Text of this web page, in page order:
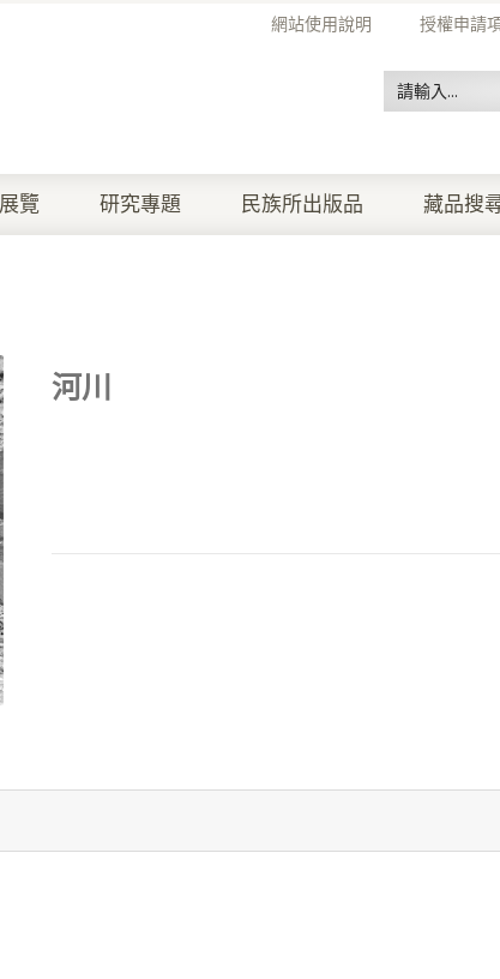
網站使用說明 授權申請
覽 研究專題 民族所出版品 藏品搜
河川